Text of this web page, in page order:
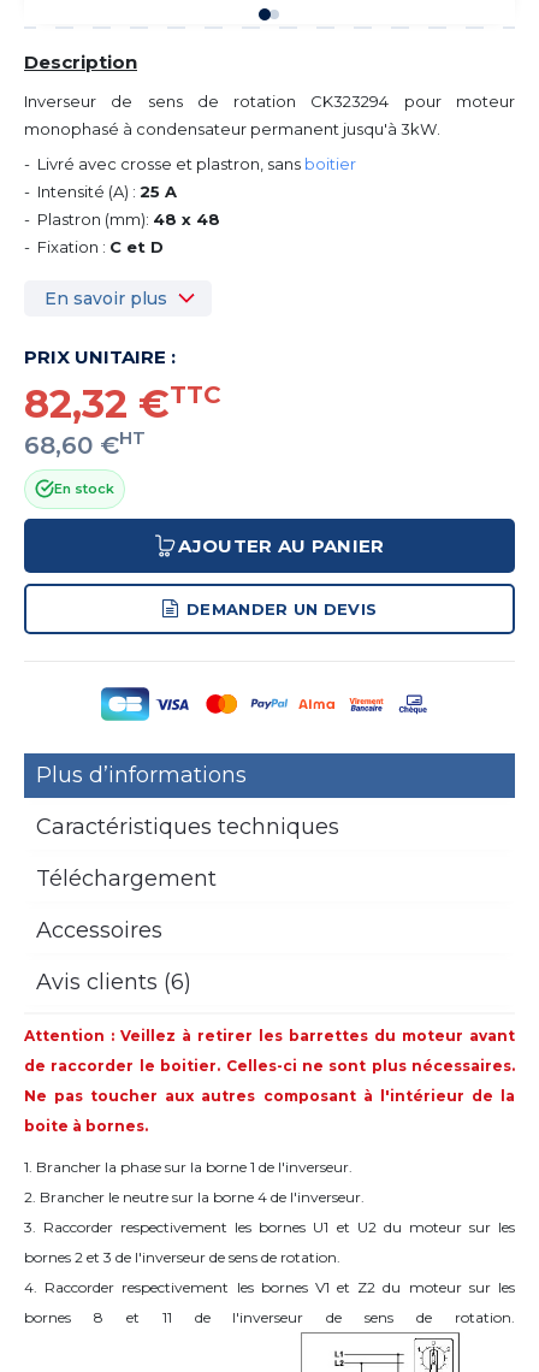
Description
Inverseur de sens de rotation CK323294 pour moteur
monophasé à condensateur permanent jusqu'à 3kW.
- Livré avec crosse et plastron, sans boitier
- Intensité (A) : 25 A
- Plastron (mm): 48 x 48
- Fixation : C et D
En savoir plus
PRIX UNITAIRE :
82,32 €TTC
68,60 €HT
En stock
AJOUTER AU PANIER
DEMANDER UN DEVIS
Plus d’informations
Caractéristiques techniques
Téléchargement
Accessoires
Avis clients (6)
Attention : Veillez à retirer les barrettes du moteur avant
de raccorder le boitier. Celles-ci ne sont plus nécessaires.
Ne pas toucher aux autres composant à l'intérieur de la
boite à bornes.
1. Brancher la phase sur la borne 1 de l'inverseur.
2. Brancher le neutre sur la borne 4 de l'inverseur.
3. Raccorder respectivement les bornes U1 et U2 du moteur sur les
bornes 2 et 3 de l'inverseur de sens de rotation.
4. Raccorder respectivement les bornes V1 et Z2 du moteur sur les
bornes 8 et 11 de l'inverseur de sens de rotation.